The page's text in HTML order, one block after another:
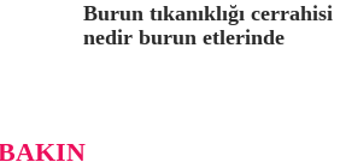
Burun tıkanıklığı cerrahisi
nedir burun etlerinde